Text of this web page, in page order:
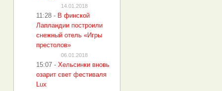
14.01.2018
11:28 - В финской
Лапландии построили
снежный отель «Игры
престолов»
06.01.2018
15:07 - Хельсинки вновь
озарит свет фестиваля
Lux